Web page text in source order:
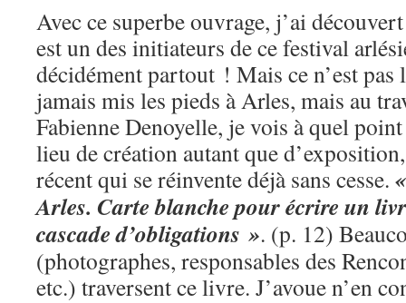
Avec ce superbe ouvrage, j’ai
est un des initiateurs de ce festival
décidément partout ! Mais ce n’est
jamais mis les pieds à Arles, mais au
Fabienne Denoyelle, je vois à quel
lieu de création autant que
récent qui se réinvente déjà sans cesse.
Arles. Carte blanche pour écrire un
cascade d’obligations ». (p. 12)
(photographes, responsables des
etc.) traversent ce livre. J’avoue n’en